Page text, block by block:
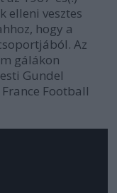
elleni vesztes
hogy a
Az
gálákon
Gundel
Football